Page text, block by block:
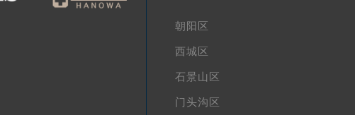
朝阳区
西城区
石景山区
门头沟区